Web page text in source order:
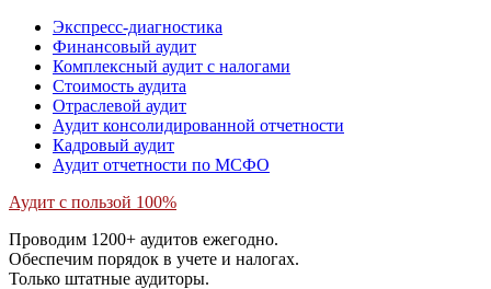
Экспресс-диагностика
Финансовый аудит
Комплексный аудит с налогами
Стоимость аудита
Отраслевой аудит
Аудит консолидированной отчетности
Кадровый аудит
Аудит отчетности по МСФО
Аудит с пользой 100%
Проводим 1200+ аудитов ежегодно.
Обеспечим порядок в учете и налогах.
Только штатные аудиторы.